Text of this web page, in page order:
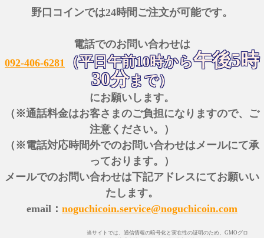
野口コインでは24時間ご注文が可能です。
電話でのお問い合わせは
092-406-6281
（平日午前10時から午後5時
30分まで）
にお願いします。
（※通話料金はお客さまのご負担になりますので、ご
注意ください。）
（※電話対応時間外でのお問い合わせはメールにて承
っております。）
メールでのお問い合わせは下記アドレスにてお願いい
たします。
email： noguchicoin.service@noguchicoin.com
当サイトでは、通信情報の暗号化と実在性の証明のため、GMOグロ